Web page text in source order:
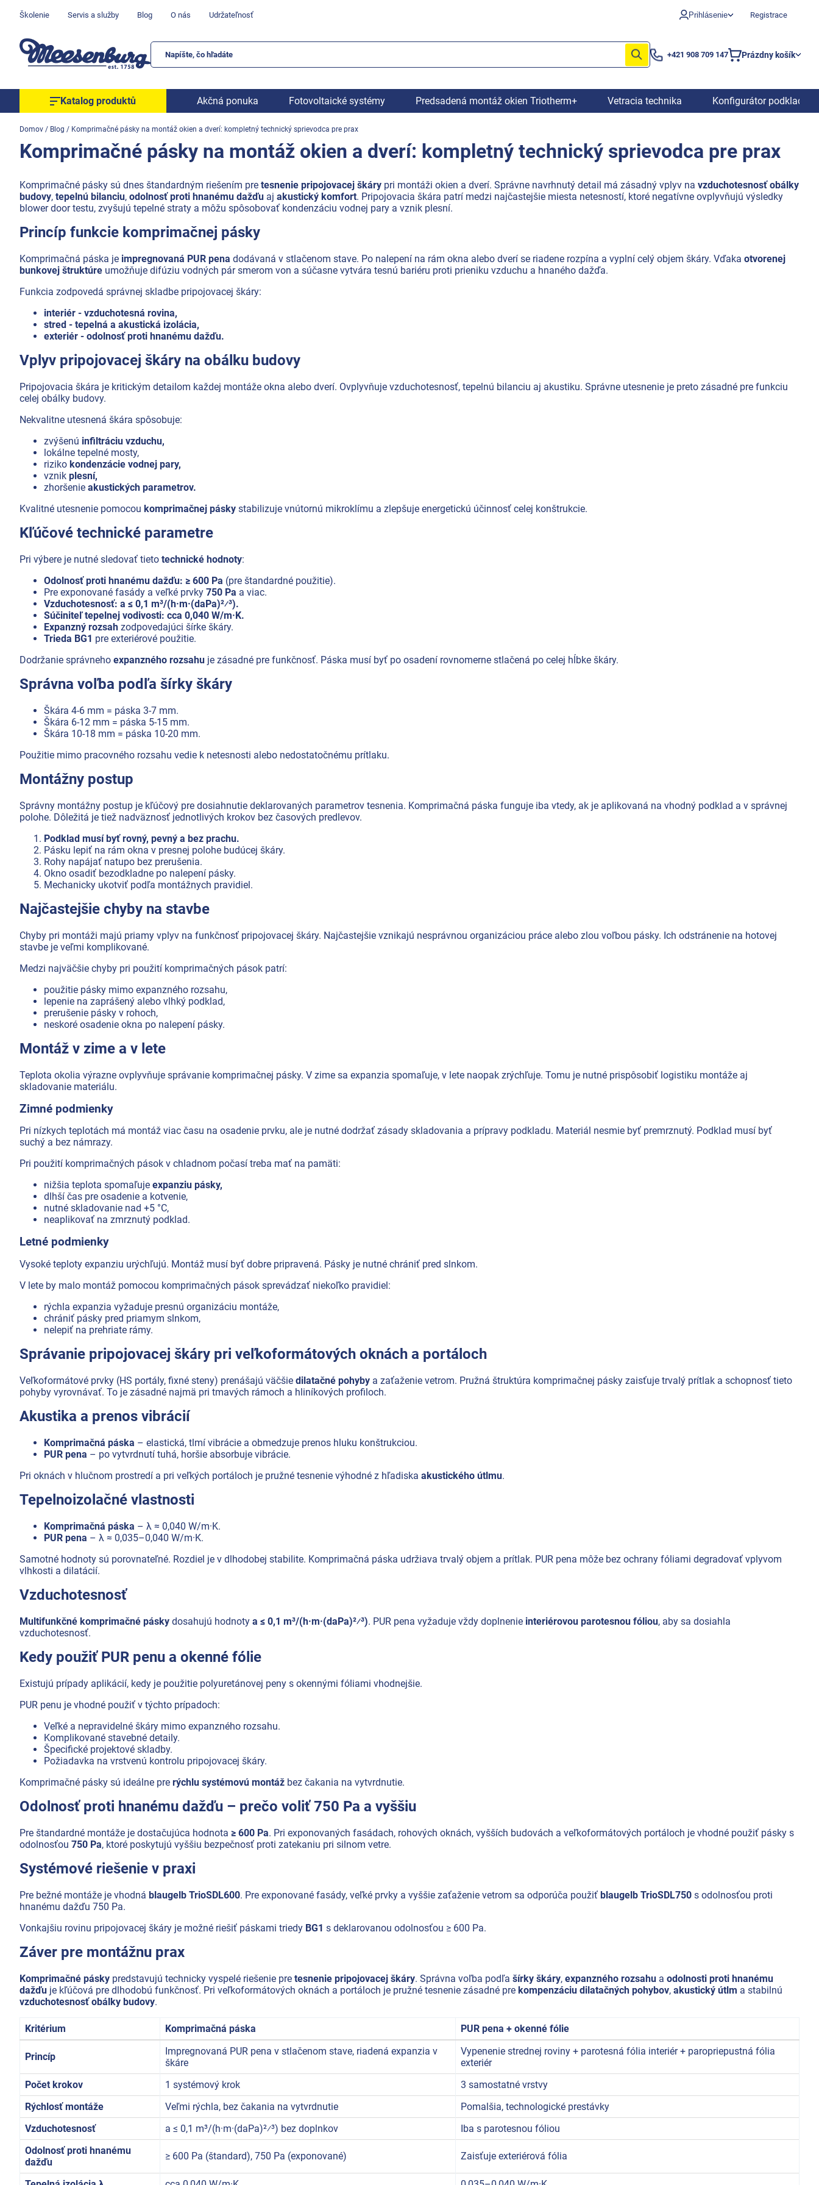
Školenie Servis a služby Blog O nás Udržateľnosť Prihlásenie Registrace
+421 908 709 147 Nákupný
Prázdny košík
Katalog produktů
Okenné parapety
Všetko pre okná
Všetko pre dvere
Montážne materiály
Náradie a nástroje
Elektrické + AKU náradie
Zabezpečenie
Dom, byt, záhrada
Cyklistika/moto
Produkty podľa profesie
Akčná ponuka
Značky
Akčná ponuka Fotovoltaické systémy Predsadená montáž okien Triotherm+ Vetracia technika Konfigurátor
Domov / Blog / Komprimačné pásky na montáž okien a dverí: kompletný technický sprievodca pre prax
Komprimačné pásky na montáž okien a dverí: kompletný technický sprievodca pre prax
Komprimačné pásky sú dnes štandardným riešením pre tesnenie pripojovacej škáry pri montáži okien a dverí. Správne navrhnutý detail má zásadný vplyv na vzduchotesnosť obálky
budovy, tepelnú bilanciu, odolnosť proti hnanému dažďu aj akustický komfort. Pripojovacia škára patrí medzi najčastejšie miesta netesností, ktoré negatívne ovplyvňujú výsledky
blower door testu, zvyšujú tepelné straty a môžu spôsobovať kondenzáciu vodnej pary a vznik plesní.
Princíp funkcie komprimačnej pásky
Komprimačná páska je impregnovaná PUR pena dodávaná v stlačenom stave. Po nalepení na rám okna alebo dverí se riadene rozpína a vyplní celý objem škáry. Vďaka otvorenej
bunkovej štruktúre umožňuje difúziu vodných pár smerom von a súčasne vytvára tesnú bariéru proti prieniku vzduchu a hnaného dažďa.
Funkcia zodpovedá správnej skladbe pripojovacej škáry:
interiér - vzduchotesná rovina,
stred - tepelná a akustická izolácia,
exteriér - odolnosť proti hnanému dažďu.
Vplyv pripojovacej škáry na obálku budovy
Pripojovacia škára je kritickým detailom každej montáže okna alebo dverí. Ovplyvňuje vzduchotesnosť, tepelnú bilanciu aj akustiku. Správne utesnenie je preto zásadné pre funkciu
celej obálky budovy.
Nekvalitne utesnená škára spôsobuje:
zvýšenú infiltráciu vzduchu,
lokálne tepelné mosty,
riziko kondenzácie vodnej pary,
vznik plesní,
zhoršenie akustických parametrov.
Kvalitné utesnenie pomocou komprimačnej pásky stabilizuje vnútornú mikroklímu a zlepšuje energetickú účinnosť celej konštrukcie.
Kľúčové technické parametre
Pri výbere je nutné sledovať tieto technické hodnoty:
Odolnosť proti hnanému dažďu: ≥ 600 Pa (pre štandardné použitie).
Pre exponované fasády a veľké prvky 750 Pa a viac.
Vzduchotesnosť: a ≤ 0,1 m³/(h·m·(daPa)²⁄³).
Súčiniteľ tepelnej vodivosti: cca 0,040 W/m·K.
Expanzný rozsah zodpovedajúci šírke škáry.
Trieda BG1 pre exteriérové použitie.
Dodržanie správneho expanzného rozsahu je zásadné pre funkčnosť. Páska musí byť po osadení rovnomerne stlačená po celej hĺbke škáry.
Správna voľba podľa šírky škáry
Škára 4-6 mm = páska 3-7 mm.
Škára 6-12 mm = páska 5-15 mm.
Škára 10-18 mm = páska 10-20 mm.
Použitie mimo pracovného rozsahu vedie k netesnosti alebo nedostatočnému prítlaku.
Montážny postup
Správny montážny postup je kľúčový pre dosiahnutie deklarovaných parametrov tesnenia. Komprimačná páska funguje iba vtedy, ak je aplikovaná na vhodný podklad a v správnej
polohe. Dôležitá je tiež nadväznosť jednotlivých krokov bez časových predlevov.
Podklad musí byť rovný, pevný a bez prachu.
Pásku lepiť na rám okna v presnej polohe budúcej škáry.
Rohy napájať natupo bez prerušenia.
Okno osadiť bezodkladne po nalepení pásky.
Mechanicky ukotviť podľa montážnych pravidiel.
Najčastejšie chyby na stavbe
Chyby pri montáži majú priamy vplyv na funkčnosť pripojovacej škáry. Najčastejšie vznikajú nesprávnou organizáciou práce alebo zlou voľbou pásky. Ich odstránenie na hotovej
stavbe je veľmi komplikované.
Medzi najväčšie chyby pri použití komprimačných pások patrí:
použitie pásky mimo expanzného rozsahu,
lepenie na zaprášený alebo vlhký podklad,
prerušenie pásky v rohoch,
neskoré osadenie okna po nalepení pásky.
Montáž v zime a v lete
Teplota okolia výrazne ovplyvňuje správanie komprimačnej pásky. V zime sa expanzia spomaľuje, v lete naopak zrýchľuje. Tomu je nutné prispôsobiť logistiku montáže aj
skladovanie materiálu.
Zimné podmienky
Pri nízkych teplotách má montáž viac času na osadenie prvku, ale je nutné dodržať zásady skladovania a prípravy podkladu. Materiál nesmie byť premrznutý. Podklad musí byť
suchý a bez námrazy.
Pri použití komprimačných pások v chladnom počasí treba mať na pamäti:
nižšia teplota spomaľuje expanziu pásky,
dlhší čas pre osadenie a kotvenie,
nutné skladovanie nad +5 °C,
neaplikovať na zmrznutý podklad.
Letné podmienky
Vysoké teploty expanziu urýchľujú. Montáž musí byť dobre pripravená. Pásky je nutné chrániť pred slnkom.
V lete by malo montáž pomocou komprimačných pások sprevádzať niekoľko pravidiel:
rýchla expanzia vyžaduje presnú organizáciu montáže,
chrániť pásky pred priamym slnkom,
nelepiť na prehriate rámy.
Správanie pripojovacej škáry pri veľkoformátových oknách a portáloch
Veľkoformátové prvky (HS portály, fixné steny) prenášajú väčšie dilatačné pohyby a zaťaženie vetrom. Pružná štruktúra komprimačnej pásky zaisťuje trvalý prítlak a schopnosť tieto
pohyby vyrovnávať. To je zásadné najmä pri tmavých rámoch a hliníkových profiloch.
Akustika a prenos vibrácií
Komprimačná páska – elastická, tlmí vibrácie a obmedzuje prenos hluku konštrukciou.
PUR pena – po vytvrdnutí tuhá, horšie absorbuje vibrácie.
Pri oknách v hlučnom prostredí a pri veľkých portáloch je pružné tesnenie výhodné z hľadiska akustického útlmu.
Tepelnoizolačné vlastnosti
Komprimačná páska – λ ≈ 0,040 W/m·K.
PUR pena – λ ≈ 0,035–0,040 W/m·K.
Samotné hodnoty sú porovnateľné. Rozdiel je v dlhodobej stabilite. Komprimačná páska udržiava trvalý objem a prítlak. PUR pena môže bez ochrany fóliami degradovať vplyvom
vlhkosti a dilatácií.
Vzduchotesnosť
Multifunkčné komprimačné pásky dosahujú hodnoty a ≤ 0,1 m³/(h·m·(daPa)²⁄³). PUR pena vyžaduje vždy doplnenie interiérovou parotesnou fóliou, aby sa dosiahla
vzduchotesnosť.
Kedy použiť PUR penu a okenné fólie
Existujú prípady aplikácií, kedy je použitie polyuretánovej peny s okennými fóliami vhodnejšie.
PUR penu je vhodné použiť v týchto prípadoch:
Veľké a nepravidelné škáry mimo expanzného rozsahu.
Komplikované stavebné detaily.
Špecifické projektové skladby.
Požiadavka na vrstvenú kontrolu pripojovacej škáry.
Komprimačné pásky sú ideálne pre rýchlu systémovú montáž bez čakania na vytvrdnutie.
Odolnosť proti hnanému dažďu – prečo voliť 750 Pa a vyššiu
Pre štandardné montáže je dostačujúca hodnota ≥ 600 Pa. Pri exponovaných fasádach, rohových oknách, vyšších budovách a veľkoformátových portáloch je vhodné použiť pásky s
odolnosťou 750 Pa, ktoré poskytujú vyššiu bezpečnosť proti zatekaniu pri silnom vetre.
Systémové riešenie v praxi
Pre bežné montáže je vhodná blaugelb TrioSDL600. Pre exponované fasády, veľké prvky a vyššie zaťaženie vetrom sa odporúča použiť blaugelb TrioSDL750 s odolnosťou proti
hnanému dažďu 750 Pa.
Vonkajšiu rovinu pripojovacej škáry je možné riešiť páskami triedy BG1 s deklarovanou odolnosťou ≥ 600 Pa.
Záver pre montážnu prax
Komprimačné pásky predstavujú technicky vyspelé riešenie pre tesnenie pripojovacej škáry. Správna voľba podľa šírky škáry, expanzného rozsahu a odolnosti proti hnanému
dažďu je kľúčová pre dlhodobú funkčnosť. Pri veľkoformátových oknách a portáloch je pružné tesnenie zásadné pre kompenzáciu dilatačných pohybov, akustický útlm a stabilnú
vzduchotesnosť obálky budovy.
Kritérium Komprimačná páska PUR pena + okenné fólie
Princíp
Impregnovaná PUR pena v stlačenom stave, riadená expanzia v
škáre
Vypenenie strednej roviny + parotesná fólia interiér + paropriepustná fólia
exteriér
Počet krokov
1 systémový krok
3 samostatné vrstvy
Rýchlosť montáže
Veľmi rýchla, bez čakania na vytvrdnutie
Pomalšia, technologické prestávky
Vzduchotesnosť
a ≤ 0,1 m³/(h·m·(daPa)²⁄³) bez doplnkov
Iba s parotesnou fóliou
Odolnosť proti hnanému
dažďu
≥ 600 Pa (štandard), 750 Pa (exponované) Zaisťuje exteriérová fólia